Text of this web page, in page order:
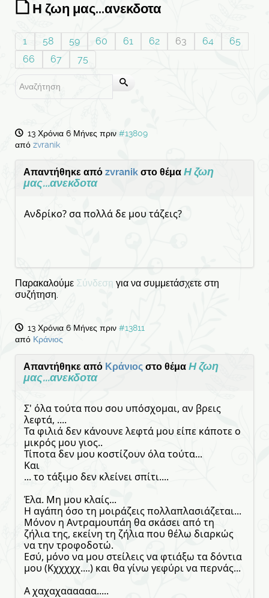
Η ζωη μας...ανεκδοτα
1 58 59 60 61 62 63 64
65
66
67 75
13 Χρόνια 6 Μήνες πριν #13809
από zvranik
Απαντήθηκε από zvranik στο θέμα Η ζωη
μας...ανεκδοτα
Ανδρίκο? σα πολλά δε μου τάζεις?
Παρακαλούμε Σύνδεση για να συμμετάσχετε στη
συζήτηση.
13 Χρόνια 6 Μήνες πριν #13811
από Κράνιος
Απαντήθηκε από Κράνιος στο θέμα Η ζωη
μας...ανεκδοτα
Σ' όλα τούτα που σου υπόσχομαι, αν βρεις
λεφτά, ....
Τα φιλιά δεν κάνουνε λεφτά μου είπε κάποτε ο
μικρός μου γιος..
Τίποτα δεν μου κοστίζουν όλα τούτα...
Και
... το τάξιμο δεν κλείνει σπίτι....
Έλα. Μη μου κλαίς...
Η αγάπη όσο τη μοιράζεις πολλαπλασιάζεται...
Μόνον η Αντραμουπάη θα σκάσει από τη
ζήλια της, εκείνη τη ζήλια που θέλω διαρκώς
να την τροφοδοτώ.
Εσύ, μόνο να μου στείλεις να φτιάξω τα δόντια
μου (Κχχχχχ....) και θα γίνω γεφύρι να περνάς...
Α χαχαχαααααα.....